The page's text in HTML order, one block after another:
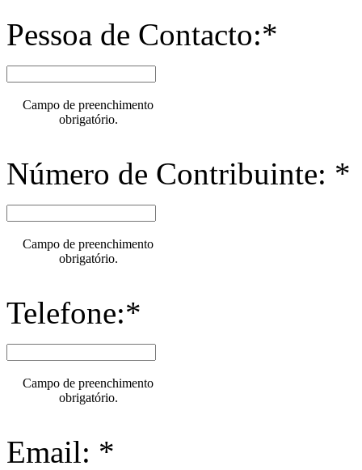
Pessoa de Contacto:*
Campo de preenchimento
obrigatório.
Número de Contribuinte: *
Campo de preenchimento
obrigatório.
Telefone:*
Campo de preenchimento
obrigatório.
Email: *